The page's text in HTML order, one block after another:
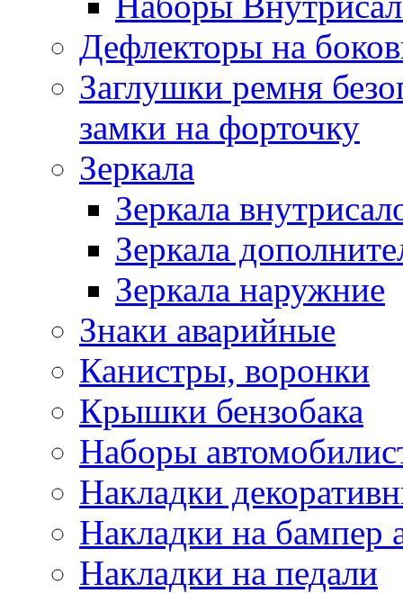
Дефлекторы на
Заглушки ремня
замки на форточку
Зеркала
Зеркала
Зеркала
Зеркала наружние
Знаки аварийные
Канистры, воронки
Крышки бензобака
Наборы
Накладки
Накладки на бампер
Накладки на педали